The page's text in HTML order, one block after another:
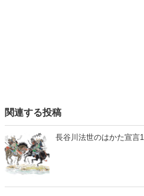
関連する投稿
長谷川法世のはかた宣言